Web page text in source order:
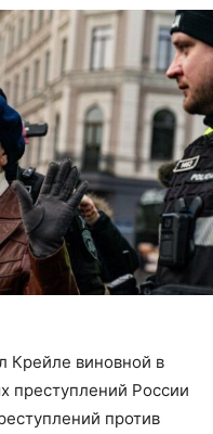
Крейле виновной в
преступлений России
против